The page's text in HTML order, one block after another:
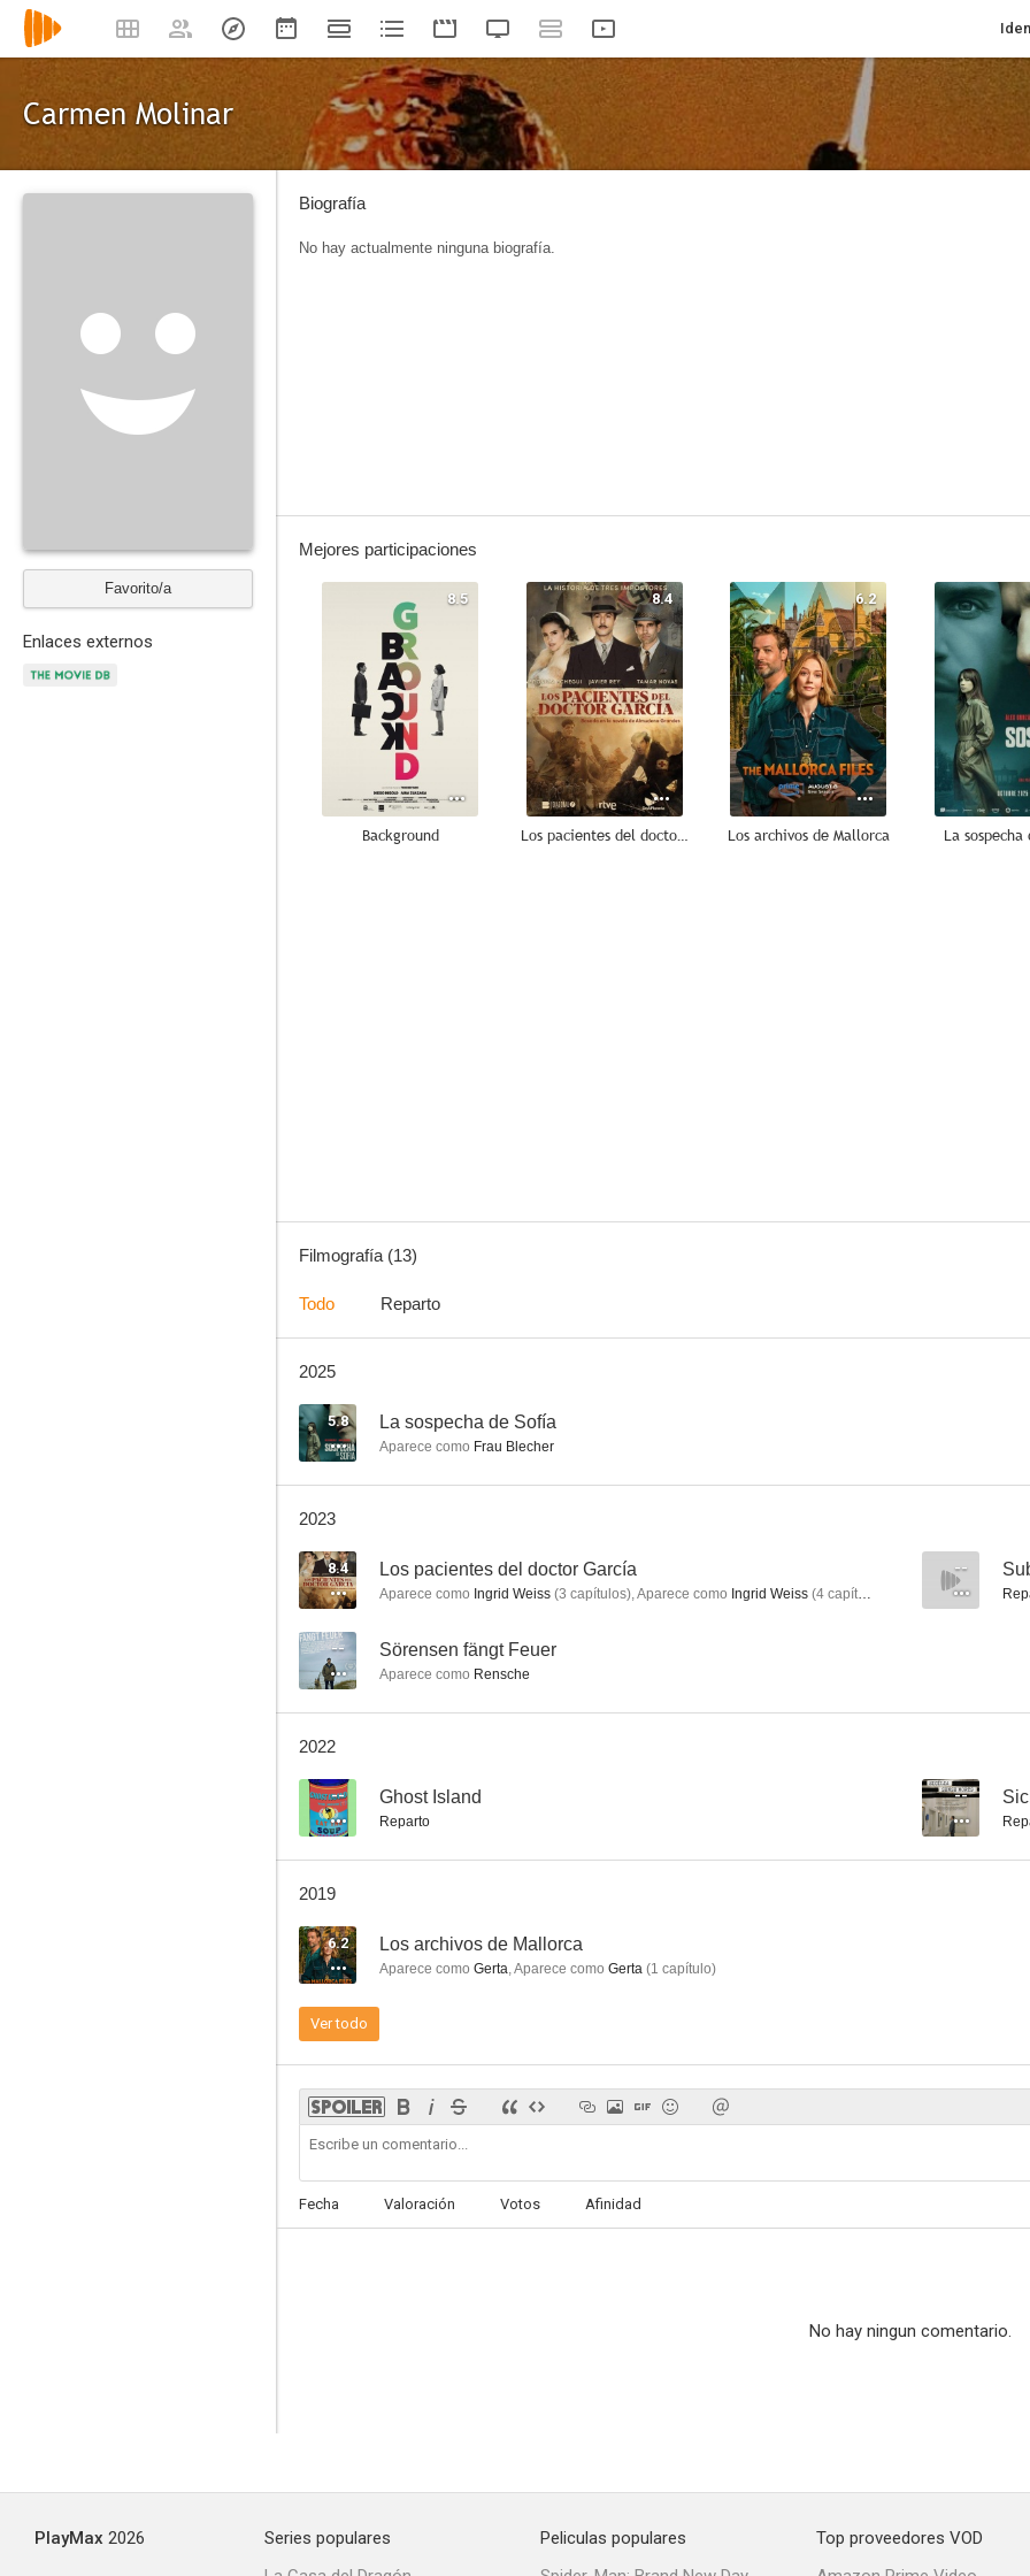
Carmen Molinar
Favorito/a
Enlaces externos
Biografía
No hay actualmente ninguna biografía.
Mejores participaciones
8.5
Background
8.4
Los pacientes del doctor García
6.2
Los archivos de Mallorca La sospecha
Filmografía (13)
Todo Reparto
2025
5.8 La sospecha de Sofía
Aparece como Frau Blecher
2023
8.4 Los pacientes del doctor García
Aparece como Ingrid Weiss (3 capítulos),Aparece como Ingrid Weiss (4 capítulos
--
-- Sörensen fängt Feuer
Aparece como Rensche
2022
-- Ghost Island
Reparto
--
2019
6.2 Los archivos de Mallorca
Aparece como Gerta,Aparece como Gerta (1 capítulo)
Ver todo
Fecha Valoración Votos Afinidad
No hay ningun comentario.
PlayMax 2026
Series populares
Peliculas populares
Top proveedores VOD